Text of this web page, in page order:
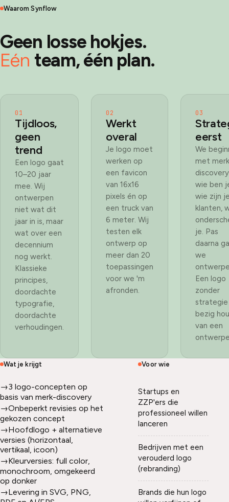
Waarom Synflow
Geen losse hokjes.
Eén team, één plan.
01
Tijdloos,
geen
trend
Een logo gaat
10–20 jaar
mee. Wij
ontwerpen
niet wat dit
jaar in is, maar
wat over een
decennium
nog werkt.
Klassieke
principes,
doordachte
typografie,
doordachte
verhoudingen.
02
Werkt
overal
Je logo moet
werken op
een favicon
van 16x16
pixels én op
een truck van
6 meter. Wij
testen elk
ontwerp op
meer dan 20
toepassingen
voor we 'm
afronden.
03
eerst
We
met
wie ben
wie zijn
klanten,
je. Pas
daarna
we
Een logo
zonder
strategie
bezig
van een
Wat je krijgt
→3 logo-concepten op
basis van merk-discovery
→Onbeperkt revisies op het
gekozen concept
→Hoofdlogo + alternatieve
versies (horizontaal,
vertikaal, icoon)
→Kleurversies: full color,
monochroom, omgekeerd
op donker
→Levering in SVG, PNG,
Voor wie
Startups en
ZZP'ers die
professioneel willen
lanceren
Bedrijven met een
verouderd logo
(rebranding)
Brands die hun logo